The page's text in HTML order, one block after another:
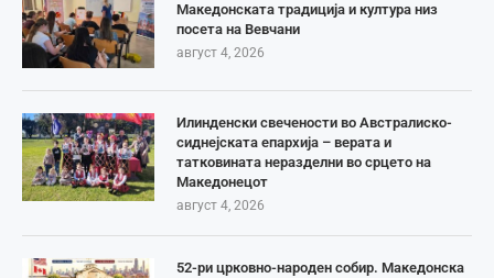
Македонската традиција и култура низ
посета на Вевчани
август 4, 2026
Илинденски свечености во Австралиско-
сиднејската епархија – верата и
татковината неразделни во срцето на
Македонецот
август 4, 2026
52-ри црковно-народен собир. Македонска